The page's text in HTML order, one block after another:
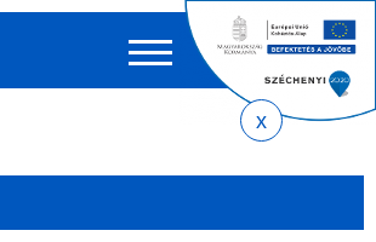
EN HU
űrlap